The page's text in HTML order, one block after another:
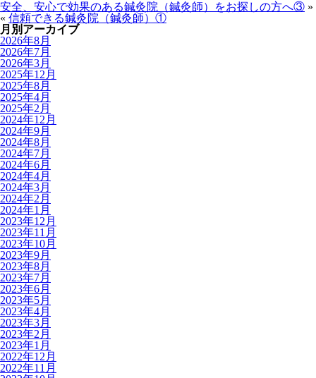
安全、安心で効果のある鍼灸院（鍼灸師）をお探しの方へ③ »
« 信頼できる鍼灸院（鍼灸師）①
月別アーカイブ
2026年8月
2026年7月
2026年3月
2025年12月
2025年8月
2025年4月
2025年2月
2024年12月
2024年9月
2024年8月
2024年7月
2024年6月
2024年4月
2024年3月
2024年2月
2024年1月
2023年12月
2023年11月
2023年10月
2023年9月
2023年8月
2023年7月
2023年6月
2023年5月
2023年4月
2023年3月
2023年2月
2023年1月
2022年12月
2022年11月